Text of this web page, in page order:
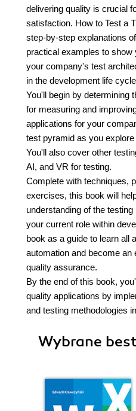
delivering quality is crucial
satisfaction. How to Test a
step-by-step explanations
practical examples to
your company's test
in the development life
You'll begin by determining
for measuring and
applications for your
test pyramid as you
You'll also cover other
AI, and VR for testing.
Complete with techniques,
exercises, this book will
understanding of the
your current role within
book as a guide to learn all
automation and become an
quality assurance.
By the end of this book,
quality applications by
and testing methodologies
Wybrane